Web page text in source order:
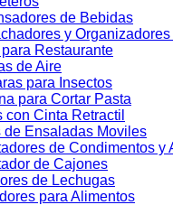
de Bebidas
y
Restaurante
de Aire
para Insectos
para Cortar Pasta
con Cinta Retractil
de Ensaladas Moviles
de Condimentos y
de Cajones
de Lechugas
para Alimentos